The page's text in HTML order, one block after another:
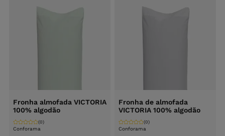
Fronha almofada VICTORIA
100% algodão
Conforama
(0)
Fronha de almofada
VICTORIA 100% algodão
Conforama
(0)